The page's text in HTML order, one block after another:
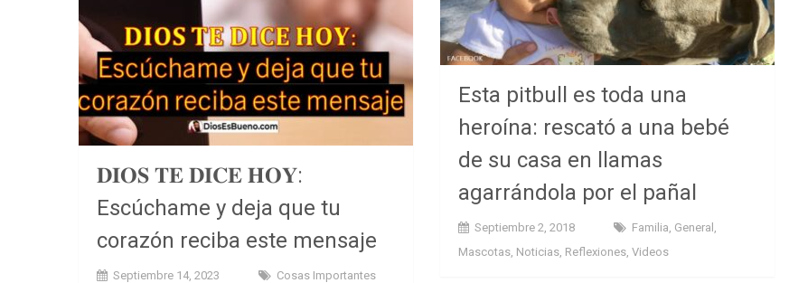
𝐃𝐈𝐎𝐒 𝐓𝐄 𝐃𝐈𝐂𝐄 𝐇𝐎𝐘:
Escúchame y deja que tu
corazón reciba este mensaje
Septiembre 14, 2023
Cosas Importantes
Esta pitbull es toda una
heroína: rescató a una bebé
de su casa en llamas
agarrándola por el pañal
Septiembre 2, 2018 Familia General
Mascotas Noticias Reflexiones ,Videos